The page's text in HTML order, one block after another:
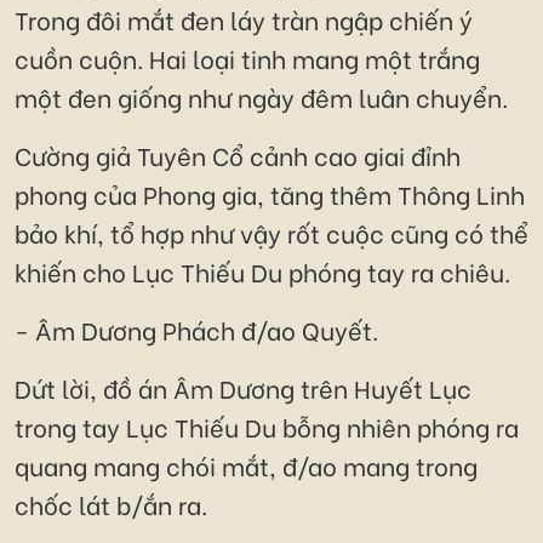
Trong đôi mắt đen láy tràn ngập chiến ý
cuồn cuộn. Hai loại tinh mang một trắng
một đen giống như ngày đêm luân chuyển.
Cường giả Tuyên Cổ cảnh cao giai đỉnh
phong của Phong gia, tăng thêm Thông Linh
bảo khí, tổ hợp như vậy rốt cuộc cũng có thể
khiến cho Lục Thiếu Du phóng tay ra chiêu.
- Âm Dương Phách đ/ao Quyết.
Dứt lời, đồ án Âm Dương trên Huyết Lục
trong tay Lục Thiếu Du bỗng nhiên phóng ra
quang mang chói mắt, đ/ao mang trong
chốc lát b/ắn ra.